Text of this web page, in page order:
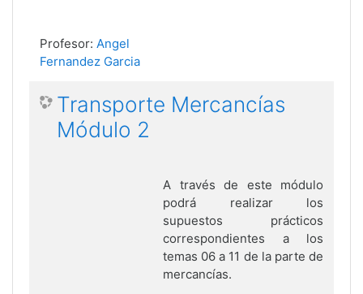
Profesor: Angel
Fernandez Garcia
Transporte Mercancías
Módulo 2
A través de este módulo
podrá realizar los
supuestos prácticos
correspondientes a los
temas 06 a 11 de la parte de
mercancías.